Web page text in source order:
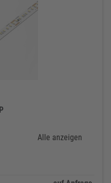
Alle anzeigen